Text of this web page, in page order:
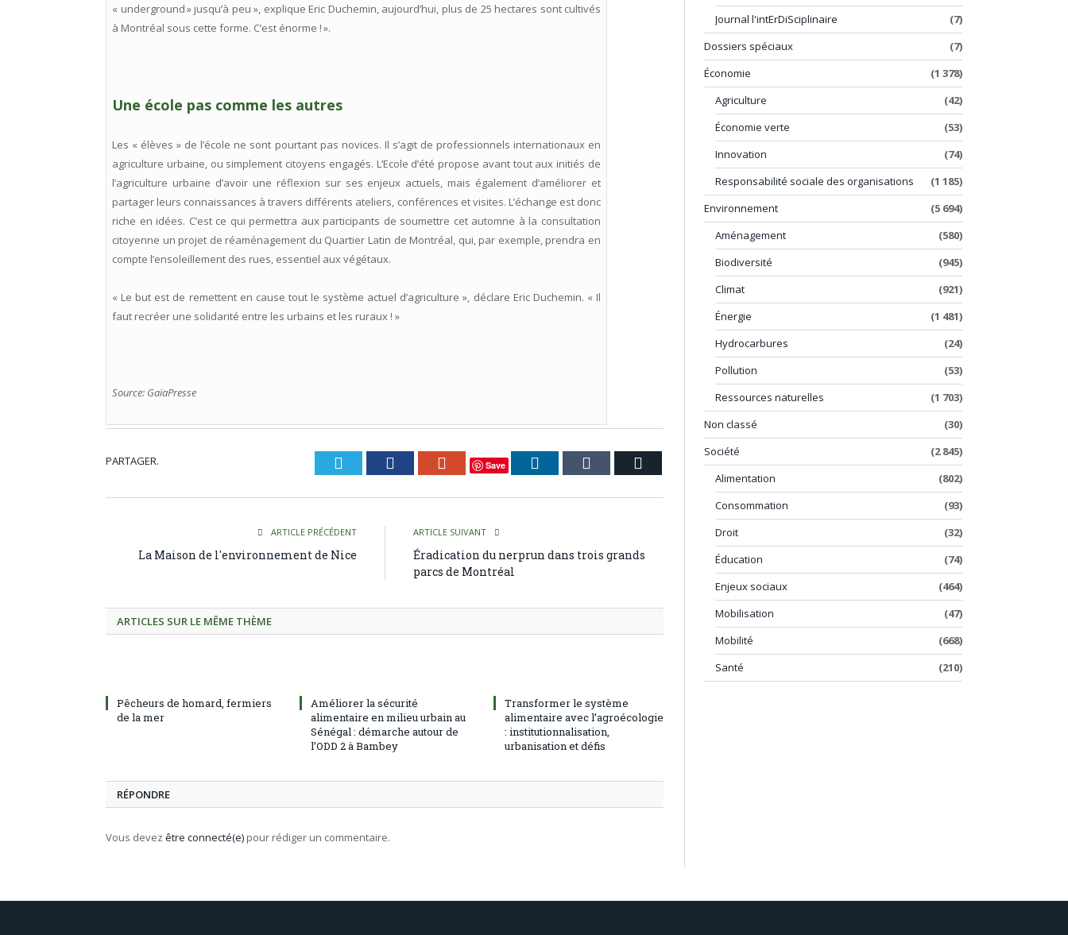
« underground » jusqu’à peu », explique Eric Duchemin, aujourd’hui, plus de 25 hectares sont cultivés
à Montréal sous cette forme. C’est énorme ! ».
Une école pas comme les autres
Les « élèves » de l’école ne sont pourtant pas novices. Il s’agit de professionnels internationaux en
agriculture urbaine, ou simplement citoyens engagés. L’Ecole d’été propose avant tout aux initiés de
l’agriculture urbaine d’avoir une réflexion sur ses enjeux actuels, mais également d’améliorer et
partager leurs connaissances à travers différents ateliers, conférences et visites. L’échange est donc
riche en idées. C’est ce qui permettra aux participants de soumettre cet automne à la consultation
citoyenne un projet de réaménagement du Quartier Latin de Montréal, qui, par exemple, prendra en
compte l’ensoleillement des rues, essentiel aux végétaux.
« Le but est de remettent en cause tout le système actuel d’agriculture », déclare Eric Duchemin. « Il
faut recréer une solidarité entre les urbains et les ruraux ! »
Source: GaïaPresse
PARTAGER. Twitter Facebook Google+
Save LinkedIn Tumblr
ARTICLE PRÉCÉDENT
La Maison de l'environnement de Nice
ARTICLE SUIVANT
Éradication du nerprun dans trois grands
parcs de Montréal
ARTICLES SUR LE MÊME THÈME
Pêcheurs de homard, fermiers
de la mer
Améliorer la sécurité
alimentaire en milieu urbain au
Sénégal : démarche autour de
l’ODD 2 à Bambey
Transformer le système
alimentaire avec l’agroécologie
: institutionnalisation,
urbanisation et défis
RÉPONDRE
Vous devez être connecté(e) pour rédiger un commentaire.
Journal l'intErDiSciplinaire
(7)
Dossiers spéciaux
(7)
Économie
(1 378)
Agriculture
(42)
Économie verte
(53)
Innovation
(74)
Responsabilité sociale des organisations
(1 185)
Environnement
(5 694)
Aménagement
(580)
Biodiversité
(945)
Climat
(921)
Énergie
(1 481)
Hydrocarbures
(24)
Pollution
(53)
Ressources naturelles
(1 703)
Non classé
(30)
Société
(2 845)
Alimentation
(802)
Consommation
(93)
Droit
(32)
Éducation
(74)
Enjeux sociaux
(464)
Mobilisation
(47)
Mobilité
(668)
Santé
(210)